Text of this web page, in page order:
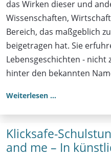
das Wirken dieser und
Wissenschaften,
Bereich, das maßgeblich
beigetragen hat. Sie
Lebensgeschichten - nicht
hinter den bekannten
Weiterlesen …
Klicksafe-
and me – In